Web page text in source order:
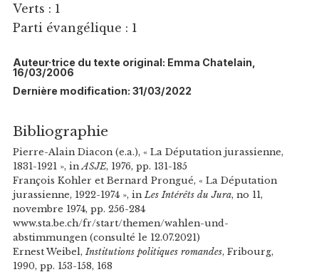
Verts : 1
Parti évangélique : 1
Auteur·trice du texte original: Emma Chatelain,
16/03/2006
Dernière modification: 31/03/2022
Bibliographie
Pierre-Alain Diacon (e.a.), « La Députation jurassienne,
1831-1921 », inASJE, 1976, pp. 131-185
François Kohler et Bernard Prongué, « La Députation
jurassienne, 1922-1974 », inLes Intérêts du Jura, no 11,
novembre 1974, pp. 256-284
www.sta.be.ch/fr/start/themen/wahlen-und-
abstimmungen (consulté le 12.07.2021)
Ernest Weibel,Institutions politiques romandes, Fribourg,
1990, pp. 153-158, 168